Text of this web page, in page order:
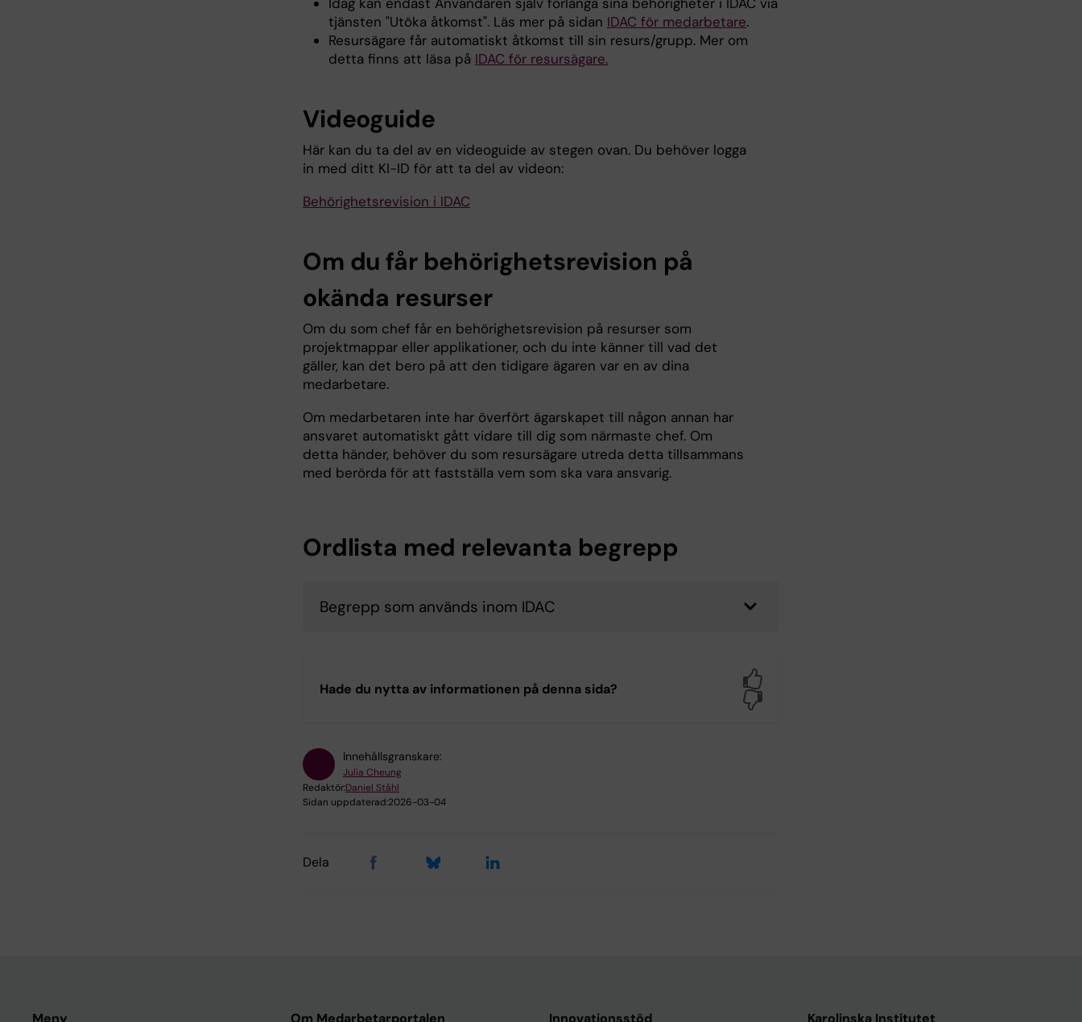
tjänsten "Utöka åtkomst". Läs mer på sidan IDAC för medarbetare.
Resursägare får automatiskt åtkomst till sin resurs/grupp. Mer om
detta finns att läsa på IDAC för resursägare.
Videoguide
Här kan du ta del av en videoguide av stegen ovan. Du behöver logga
in med ditt KI-ID för att ta del av videon:
Behörighetsrevision i IDAC
Om du får behörighetsrevision på
okända resurser
Om du som chef får en behörighetsrevision på resurser som
projektmappar eller applikationer, och du inte känner till vad det
gäller, kan det bero på att den tidigare ägaren var en av dina
medarbetare.
Om medarbetaren inte har överfört ägarskapet till någon annan har
ansvaret automatiskt gått vidare till dig som närmaste chef. Om
detta händer, behöver du som resursägare utreda detta tillsammans
med berörda för att fastställa vem som ska vara ansvarig.
Ordlista med relevanta begrepp
Begrepp som används inom IDAC
Hade du nytta av informationen på denna sida?
Innehållsgranskare:
Julia Cheung
Redaktör:Daniel Ståhl
Sidan uppdaterad:2026-03-04
Dela
Meny Om Medarbetarportalen Innovationsstöd Karolinska Institutet